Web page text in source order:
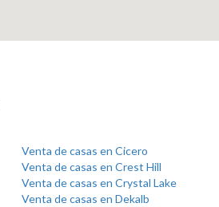
Venta de casas en Cicero
Venta de casas en Crest Hill
Venta de casas en Crystal Lake
Venta de casas en Dekalb